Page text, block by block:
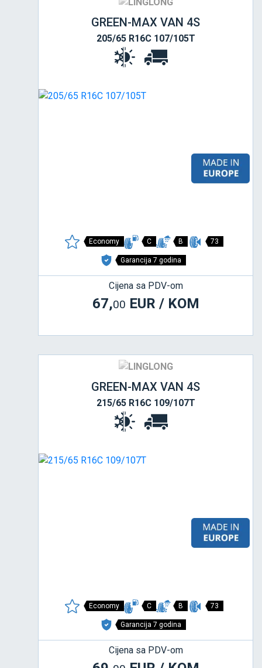
GREEN-MAX VAN 4S
205/65 R16C 107/105T
Economy C B 73
Garancija 7 godina
Cijena sa PDV-om
67,00 EUR / KOM
GREEN-MAX VAN 4S
215/65 R16C 109/107T
Economy C B 73
Garancija 7 godina
Cijena sa PDV-om